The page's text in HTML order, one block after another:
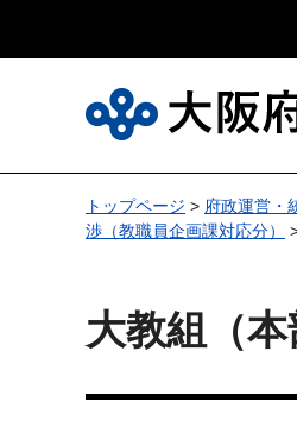
トップページ > 府政運営・
渉（教職員企画課対応分）
大教組（